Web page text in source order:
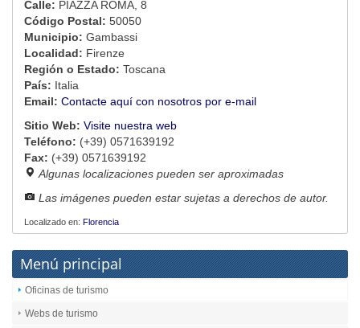
Calle: PIAZZA ROMA, 8
Código Postal: 50050
Municipio: Gambassi
Localidad: Firenze
Región o Estado: Toscana
País: Italia
Email: Contacte aquí con nosotros por e-mail
Sitio Web: Visite nuestra web
Teléfono: (+39) 0571639192
Fax: (+39) 0571639192
Algunas localizaciones pueden ser aproximadas
Las imágenes pueden estar sujetas a derechos de autor.
Localizado en: Florencia
Menú principal
Oficinas de turismo
Webs de turismo